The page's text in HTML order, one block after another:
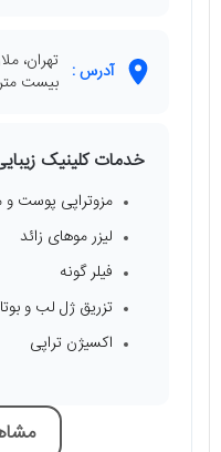
آدرس : تهران،
بیست
خدمات کلینیک
مزوتراپی پوست و
لیزر موهای زائد
فیلر گونه
تزریق ژل لب و
اکسیژن تراپی